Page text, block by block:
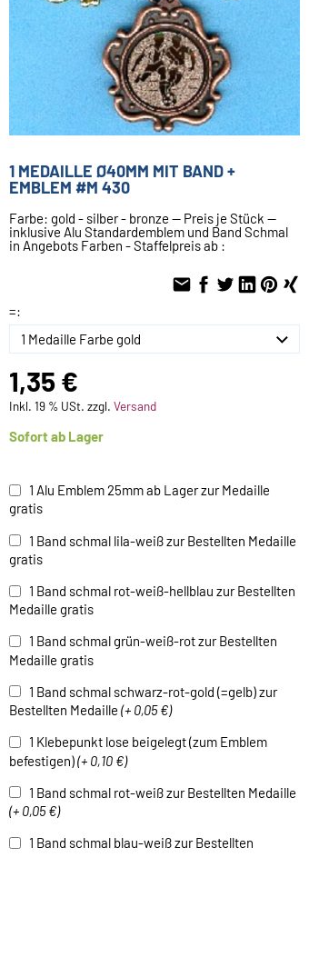
1 MEDAILLE Ø40MM MIT BAND +
EMBLEM #M 430
Farbe: gold - silber - bronze -- Preis je Stück --
inklusive Alu Standardemblem und Band Schmal
in Angebots Farben - Staffelpreis ab :
=:
1,35 €
Inkl. 19 % USt. zzgl. Versand
Sofort ab Lager
1 Alu Emblem 25mm ab Lager zur Medaille
gratis
1 Band schmal lila-weiß zur Bestellten Medaille
gratis
1 Band schmal rot-weiß-hellblau zur Bestellten
Medaille gratis
1 Band schmal grün-weiß-rot zur Bestellten
Medaille gratis
1 Band schmal schwarz-rot-gold (=gelb) zur
Bestellten Medaille (+ 0,05 €)
1 Klebepunkt lose beigelegt (zum Emblem
befestigen)(+ 0,10 €)
1 Band schmal rot-weiß zur Bestellten Medaille
(+ 0,05 €)
1 Band schmal blau-weiß zur Bestellten